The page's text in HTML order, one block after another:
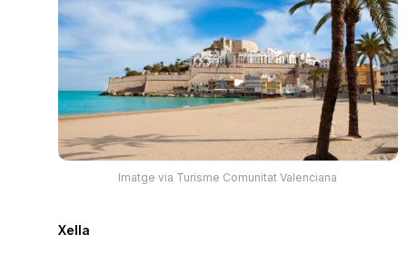
Imatge via Turisme Comunitat Valenciana
Xella